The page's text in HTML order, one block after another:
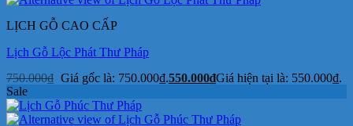
LỊCH GỖ CAO CẤP
Lịch Gỗ Lộc Phát Thư Pháp
750.000₫ Giá gốc là: 750.000₫.550.000₫Giá hiện tại là: 550.000₫.
Sale